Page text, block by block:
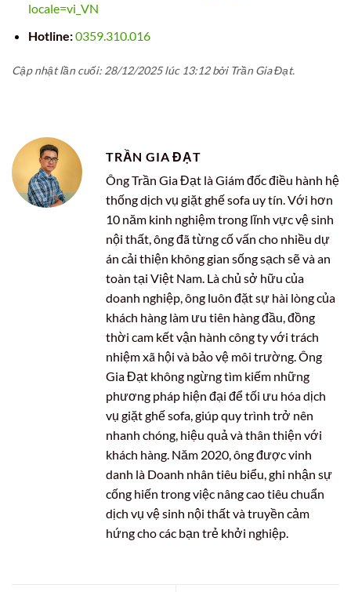
locale=vi_VN
Hotline:0359.310.016
Cập nhật lần cuối: 28/12/2025 lúc 13:12 bởi Trần Gia Đạt.
TRẦN GIA ĐẠT
Ông Trần Gia Đạt là Giám đốc điều hành hệ
thống dịch vụ giặt ghế sofa uy tín. Với hơn
10 năm kinh nghiệm trong lĩnh vực vệ sinh
nội thất, ông đã từng cố vấn cho nhiều dự
án cải thiện không gian sống sạch sẽ và an
toàn tại Việt Nam. Là chủ sở hữu của
doanh nghiệp, ông luôn đặt sự hài lòng của
khách hàng làm ưu tiên hàng đầu, đồng
thời cam kết vận hành công ty với trách
nhiệm xã hội và bảo vệ môi trường. Ông
Gia Đạt không ngừng tìm kiếm những
phương pháp hiện đại để tối ưu hóa dịch
vụ giặt ghế sofa, giúp quy trình trở nên
nhanh chóng, hiệu quả và thân thiện với
khách hàng. Năm 2020, ông được vinh
danh là Doanh nhân tiêu biểu, ghi nhận sự
cống hiến trong việc nâng cao tiêu chuẩn
dịch vụ vệ sinh nội thất và truyền cảm
hứng cho các bạn trẻ khởi nghiệp.